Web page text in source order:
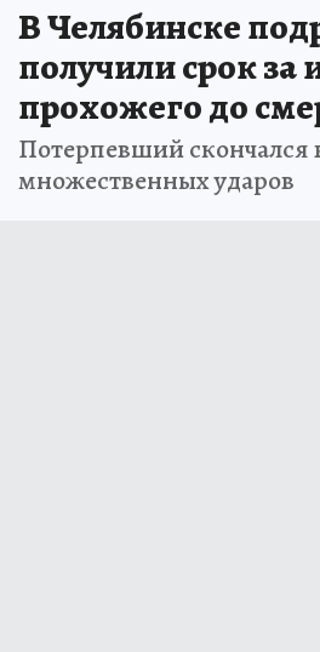
В Челябинске
получили срок за
прохожего до
Потерпевший скончался
множественных ударов